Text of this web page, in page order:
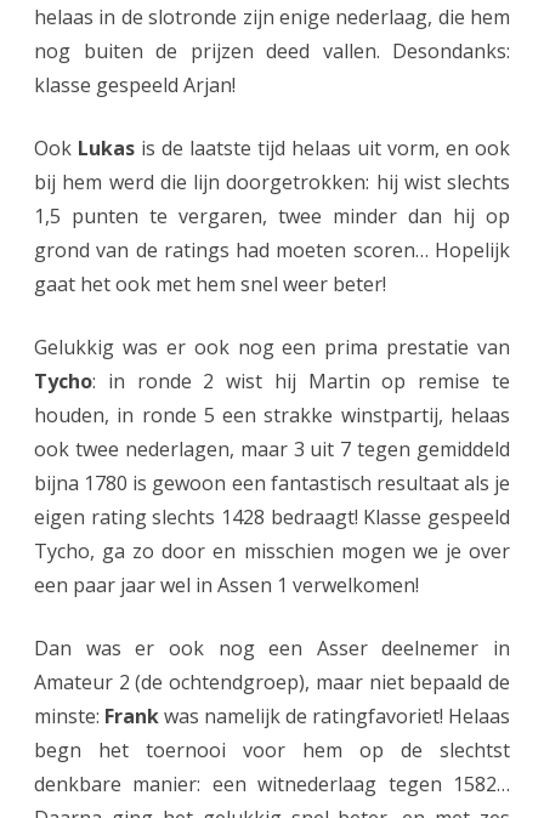
helaas in de slotronde zijn enige nederlaag, die hem
nog buiten de prijzen deed vallen. Desondanks:
klasse gespeeld Arjan!
Ook Lukas is de laatste tijd helaas uit vorm, en ook
bij hem werd die lijn doorgetrokken: hij wist slechts
1,5 punten te vergaren, twee minder dan hij op
grond van de ratings had moeten scoren… Hopelijk
gaat het ook met hem snel weer beter!
Gelukkig was er ook nog een prima prestatie van
Tycho: in ronde 2 wist hij Martin op remise te
houden, in ronde 5 een strakke winstpartij, helaas
ook twee nederlagen, maar 3 uit 7 tegen gemiddeld
bijna 1780 is gewoon een fantastisch resultaat als je
eigen rating slechts 1428 bedraagt! Klasse gespeeld
Tycho, ga zo door en misschien mogen we je over
een paar jaar wel in Assen 1 verwelkomen!
Dan was er ook nog een Asser deelnemer in
Amateur 2 (de ochtendgroep), maar niet bepaald de
minste: Frankwas namelijk de ratingfavoriet! Helaas
begn het toernooi voor hem op de slechtst
denkbare manier: een witnederlaag tegen 1582…